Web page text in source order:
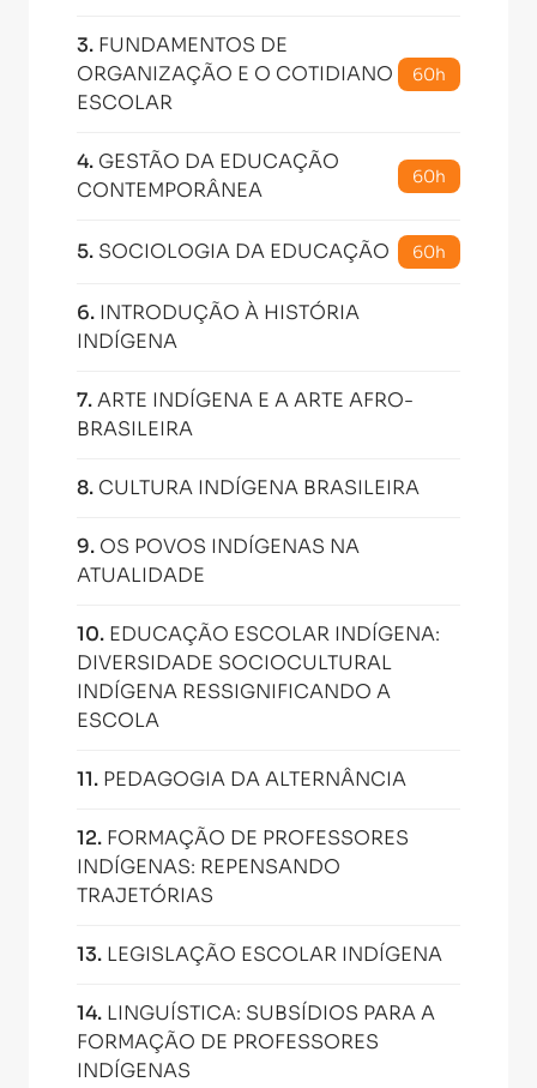
3. FUNDAMENTOS DE
ORGANIZAÇÃO E O COTIDIANO
ESCOLAR
60h
4. GESTÃO DA EDUCAÇÃO
CONTEMPORÂNEA
60h
5. SOCIOLOGIA DA EDUCAÇÃO 60h
6. INTRODUÇÃO À HISTÓRIA
INDÍGENA
7.ARTE INDÍGENA E A ARTE AFRO-
BRASILEIRA
8. CULTURA INDÍGENA BRASILEIRA
9. OS POVOS INDÍGENAS NA
ATUALIDADE
10. EDUCAÇÃO ESCOLAR INDÍGENA:
DIVERSIDADE SOCIOCULTURAL
INDÍGENA RESSIGNIFICANDO A
ESCOLA
11. PEDAGOGIA DA ALTERNÂNCIA
12. FORMAÇÃO DE PROFESSORES
INDÍGENAS: REPENSANDO
TRAJETÓRIAS
13. LEGISLAÇÃO ESCOLAR INDÍGENA
14. LINGUÍSTICA: SUBSÍDIOS PARA A
FORMAÇÃO DE PROFESSORES
INDÍGENAS